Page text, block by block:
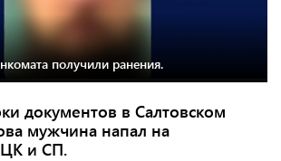
получили ранения.
документов в Салтовском
мужчина напал на
и СП.